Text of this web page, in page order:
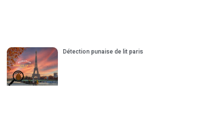
Détection punaise de lit paris